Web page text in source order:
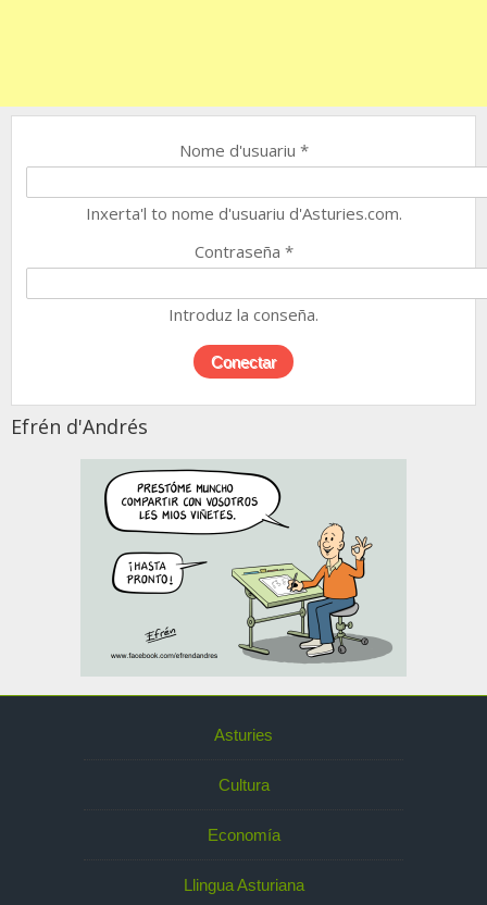
Nome d'usuariu *
Inxerta'l to nome d'usuariu d'Asturies.com.
Contraseña *
Introduz la conseña.
Efrén d'Andrés
Asturies
Cultura
Economía
Llingua Asturiana